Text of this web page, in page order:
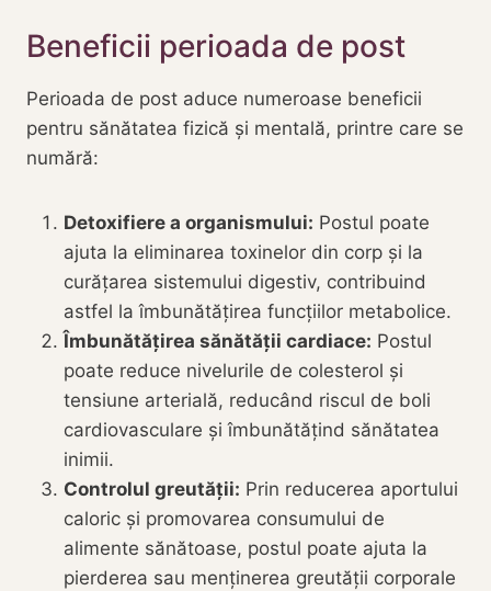
Beneficii perioada de post
Perioada de post aduce numeroase beneficii
pentru sănătatea fizică și mentală, printre care se
numără:
Detoxifiere a organismului: Postul poate
ajuta la eliminarea toxinelor din corp și la
curățarea sistemului digestiv, contribuind
astfel la îmbunătățirea funcțiilor metabolice.
Îmbunătățirea sănătății cardiace: Postul
poate reduce nivelurile de colesterol și
tensiune arterială, reducând riscul de boli
cardiovasculare și îmbunătățind sănătatea
inimii.
Controlul greutății: Prin reducerea aportului
caloric și promovarea consumului de
alimente sănătoase, postul poate ajuta la
pierderea sau menținerea greutății corporale